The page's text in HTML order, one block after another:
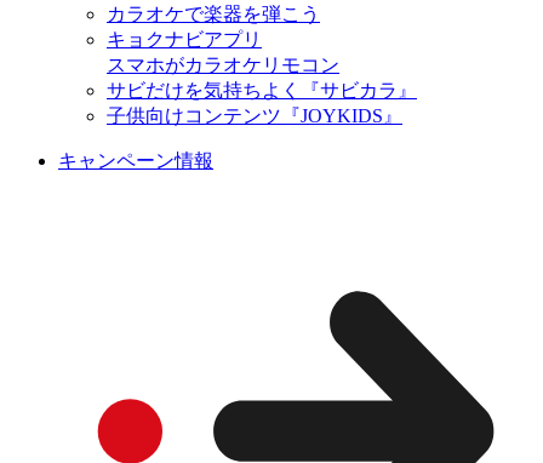
カラオケで楽器を弾こう
キョクナビアプリ
スマホがカラオケリモコン
サビだけを気持ちよく『サビカラ』
子供向けコンテンツ『JOYKIDS』
キャンペーン情報